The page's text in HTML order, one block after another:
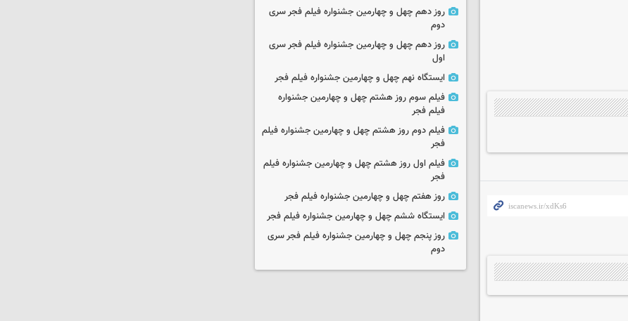
روز دهم چهل و چهارمین جشنواره فیلم فجر سری
دوم
روز دهم چهل و چهارمین جشنواره فیلم فجر سری
اول
ایستگاه نهم چهل و چهارمین جشنواره فیلم فجر
فیلم سوم روز هشتم چهل و چهارمین جشنواره
فیلم فجر
فیلم دوم روز هشتم چهل و چهارمین جشنواره فیلم
فجر
فیلم اول روز هشتم چهل و چهارمین جشنواره فیلم
فجر
روز هفتم چهل و چهارمین جشنواره فیلم فجر
ایستگاه ششم چهل و چهارمین جشنواره فیلم فجر
روز پنجم چهل و چهارمین جشنواره فیلم فجر سری
دوم